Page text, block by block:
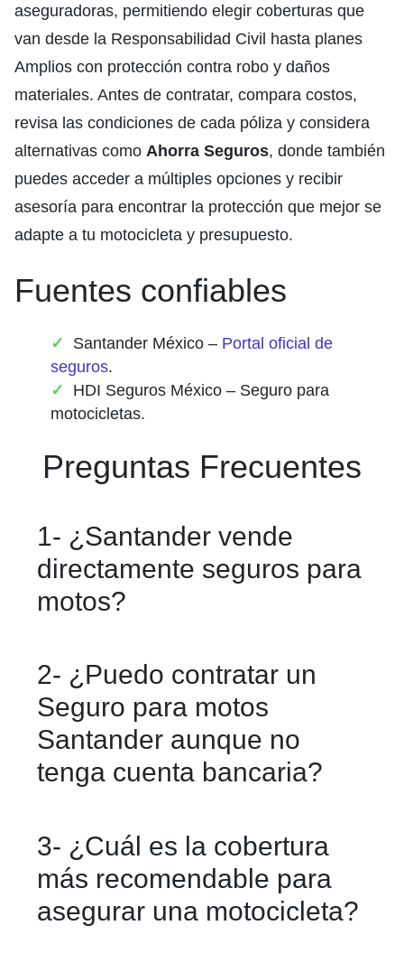
aseguradoras, permitiendo elegir coberturas que
van desde la Responsabilidad Civil hasta planes
Amplios con protección contra robo y daños
materiales. Antes de contratar, compara costos,
revisa las condiciones de cada póliza y considera
alternativas como Ahorra Seguros, donde también
puedes acceder a múltiples opciones y recibir
asesoría para encontrar la protección que mejor se
adapte a tu motocicleta y presupuesto.
Fuentes confiables
Santander México – Portal oficial de
seguros.
HDI Seguros México – Seguro para
motocicletas.
Preguntas Frecuentes
1- ¿Santander vende
directamente seguros para
motos?
Autocompara, una plataforma que
permite cotizar y comparar seguros
para moto de distintas aseguradoras
para elegir la opción que mejor se
2- ¿Puedo contratar un
Seguro para motos
Santander aunque no
tenga cuenta bancaria?
seguro para moto a través de
Autocompara aunque no seas cliente
de Santander, siempre que cumplas
3- ¿Cuál es la cobertura
más recomendable para
asegurar una motocicleta?